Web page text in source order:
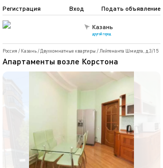
Казань
другой город
Подать объявление
Регистрация Вход
Россия / Казань/ Двухкомнатные квартиры / Лейтенанта Шмидта, д.3/15
Апартаменты возле Корстона